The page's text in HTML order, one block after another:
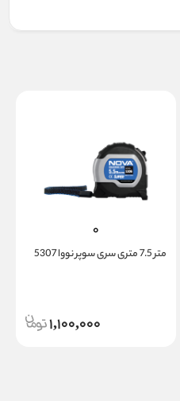
متر 7.5 متری سری سوپر نووا 5307
1,100,000